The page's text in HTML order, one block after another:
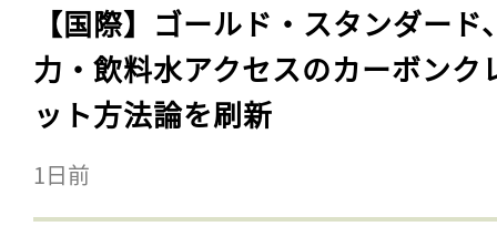
【国際】ゴールド・スタンダード
力・飲料水アクセスのカーボンク
ット方法論を刷新
1日前